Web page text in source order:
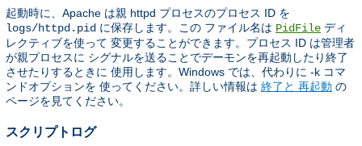
起動時に、Apache は親 httpd プロセスのプロセス ID を
logs/httpd.pid に保存します。この ファイル名は PidFile ディ
レクティブを使って 変更することができます。プロセス ID は管理者
が親プロセスに シグナルを送ることでデーモンを再起動したり終了
させたりするときに 使用します。Windows では、代わりに -k コマ
ンドオプションを 使ってください。詳しい情報は 終了と 再起動 の
ページを見てください。
スクリプトログ